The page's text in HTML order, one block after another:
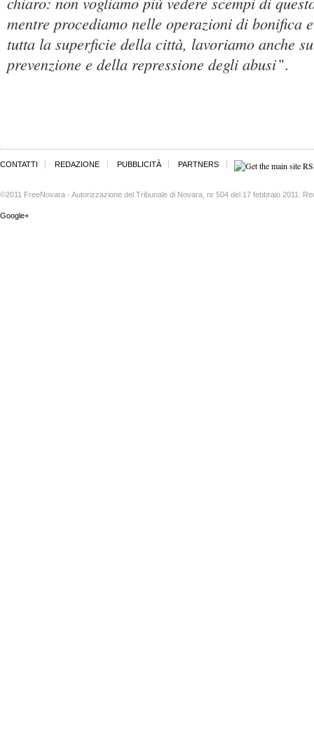
mentre procediamo nelle operazioni di bonifica
tutta la superficie della città, lavoriamo anche
prevenzione e della repressione degli abusi".
CONTATTI REDAZIONE PUBBLICITÀ PARTNERS
©2011 FreeNovara - Autorizzazione del Tribunale di Novara, nr 504 del 17 febbraio 2011.
Google+